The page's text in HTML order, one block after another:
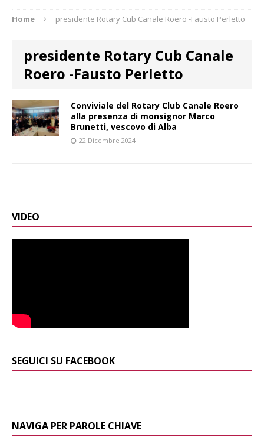
Home presidente Rotary Cub Canale Roero -Fausto Perletto
presidente Rotary Cub Canale
Roero -Fausto Perletto
Conviviale del Rotary Club Canale Roero
alla presenza di monsignor Marco
Brunetti, vescovo di Alba
22 Dicembre 2024
VIDEO
SEGUICI SU FACEBOOK
NAVIGA PER PAROLE CHIAVE